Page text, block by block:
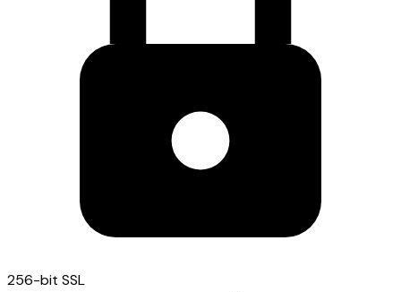
256-bit SSL